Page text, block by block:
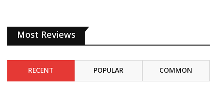
Most Reviews
RECENT POPULAR COMMON